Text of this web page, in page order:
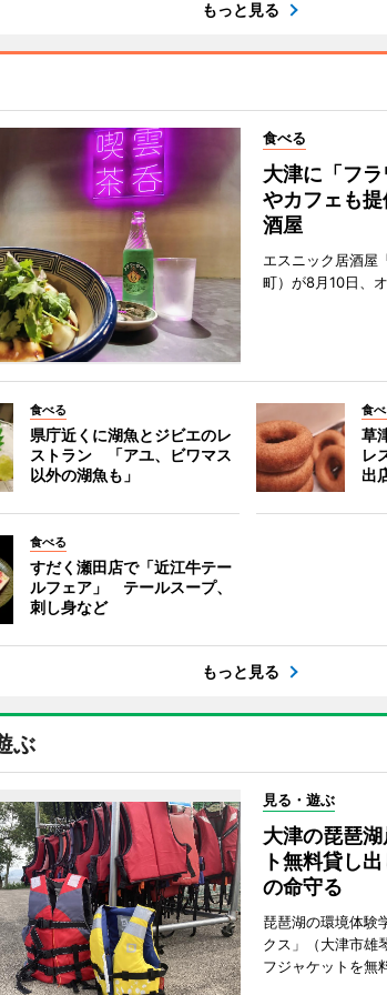
もっと見る
食べる
大津に「フ
やカフェも
酒屋
エスニック居酒屋
町）が8月10日、オ
食べる
県庁近くに湖魚とジビエのレ
ストラン 「アユ、ビワマス
以外の湖魚も」
食
草
レ
出
食べる
すだく瀬田店で「近江牛テー
ルフェア」 テールスープ、
刺し身など
もっと見る
ぶ
見る・遊ぶ
大津の琵琶
ト無料貸し
の命守る
琵琶湖の環境体験
クス」（大津市雄
フジャケットを無